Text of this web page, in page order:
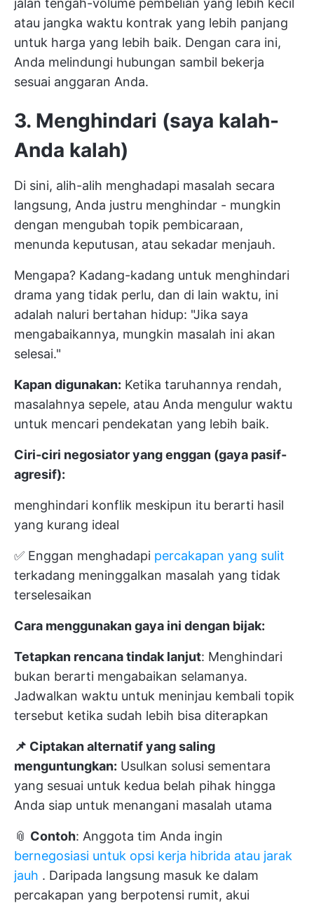
jalan tengah-volume pembelian yang lebih kecil
atau jangka waktu kontrak yang lebih panjang
untuk harga yang lebih baik. Dengan cara ini,
Anda melindungi hubungan sambil bekerja
sesuai anggaran Anda.
3. Menghindari (saya kalah-
Anda kalah)
Di sini, alih-alih menghadapi masalah secara
langsung, Anda justru menghindar - mungkin
dengan mengubah topik pembicaraan,
menunda keputusan, atau sekadar menjauh.
Mengapa? Kadang-kadang untuk menghindari
drama yang tidak perlu, dan di lain waktu, ini
adalah naluri bertahan hidup: "Jika saya
mengabaikannya, mungkin masalah ini akan
selesai."
Kapan digunakan: Ketika taruhannya rendah,
masalahnya sepele, atau Anda mengulur waktu
untuk mencari pendekatan yang lebih baik.
Ciri-ciri negosiator yang enggan (gaya pasif-
agresif):
menghindari konflik meskipun itu berarti hasil
yang kurang ideal
✅ Enggan menghadapi percakapan yang sulit
terkadang meninggalkan masalah yang tidak
terselesaikan
Cara menggunakan gaya ini dengan bijak:
Tetapkan rencana tindak lanjut: Menghindari
bukan berarti mengabaikan selamanya.
Jadwalkan waktu untuk meninjau kembali topik
tersebut ketika sudah lebih bisa diterapkan
📌 Ciptakan alternatif yang saling
menguntungkan: Usulkan solusi sementara
yang sesuai untuk kedua belah pihak hingga
Anda siap untuk menangani masalah utama
📎 Contoh: Anggota tim Anda ingin
bernegosiasi untuk opsi kerja hibrida atau jarak
jauh . Daripada langsung masuk ke dalam
percakapan yang berpotensi rumit, akui